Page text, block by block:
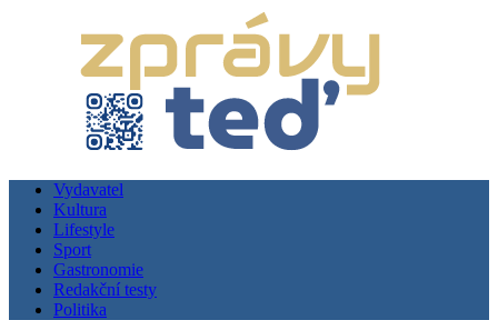
Vydavatel
Kultura
Lifestyle
Sport
Gastronomie
Redakční testy
Politika